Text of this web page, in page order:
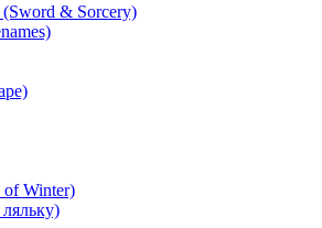
& Sorcery)
Winter)